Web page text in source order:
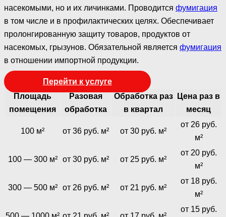
насекомыми, но и их личинками. Проводится фумигация
в том числе и в профилактических целях. Обеспечивает
пролонгированную защиту товаров, продуктов от
насекомых, грызунов. Обязательной является фумигация
в отношении импортной продукции.
Перейти к услуге
Площадь
помещения
Разовая
обработка
Обработка раз
в квартал
Цена раз в
месяц
100 м² от 36 руб. м² от 30 руб. м²
от 26 руб.
м²
100 — 300 м² от 30 руб. м² от 25 руб. м²
от 20 руб.
м²
300 — 500 м² от 26 руб. м² от 21 руб. м²
от 18 руб.
м²
от 15 руб.